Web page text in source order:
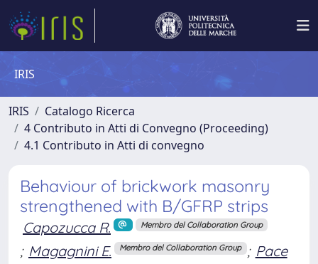
IRIS
IRIS
Catalogo Ricerca
4 Contributo in Atti di Convegno (Proceeding)
4.1 Contributo in Atti di convegno
Behaviour of brickwork masonry
strengthened with B/GFRP strips
Capozucca R. Membro del Collaboration Group
; Magagnini E. Membro del Collaboration Group ; Pace